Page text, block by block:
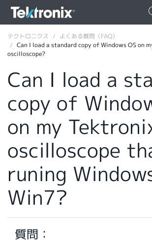
FRANÇAIS
DEUTSCH
VIỆT NAM
简体中文
日本語
繁體中文
テクトロニクス
よくある質問（FAQ）
Can I load a standard copy of Windows OS on
oscilloscope?
Can I load a
copy of
on my
oscilloscope
runing
Win7?
質問：